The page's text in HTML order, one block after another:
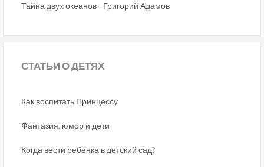
Тайна двух океанов - Григорий Адамов
СТАТЬИО ДЕТЯХ
Как воспитать Принцессу
Фантазия, юмор и дети
Когда вести ребёнка в детский сад?